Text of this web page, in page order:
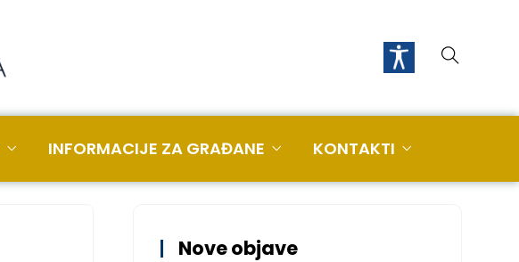
INFORMACIJE ZA GRAĐANE KONTAKTI
Nove objave